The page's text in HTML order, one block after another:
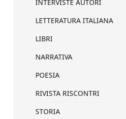
INTERVISTE AUTORI
LETTERATURA ITALIANA
LIBRI
NARRATIVA
POESIA
RIVISTA RISCONTRI
STORIA